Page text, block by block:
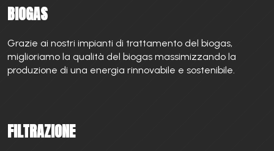
BIOGAS
Grazie ai nostri impianti di trattamento del biogas,
miglioriamo la qualità del biogas massimizzando la
produzione di una energia rinnovabile e sostenibile.
FILTRAZIONE